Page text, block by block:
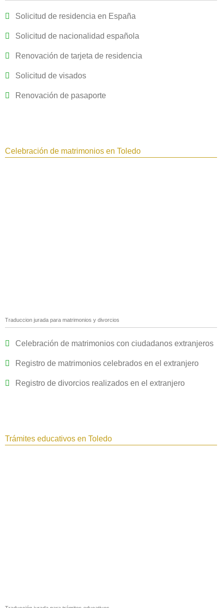
Solicitud de residencia en España
Solicitud de nacionalidad española
Renovación de tarjeta de residencia
Solicitud de visados
Renovación de pasaporte
Celebración de matrimonios en Toledo‎
Traduccion jurada para matrimonios y divorcios
Celebración de matrimonios con ciudadanos extranjeros
Registro de matrimonios celebrados en el extranjero
Registro de divorcios realizados en el extranjero
Trámites educativos en Toledo‎